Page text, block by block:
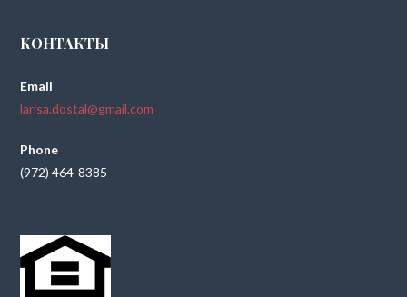
КОНТАКТЫ
Email
larisa.dostal@gmail.com
Phone
(972) 464-8385